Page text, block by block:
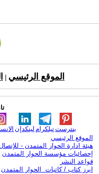
الموقع الرئيسي
لينكدإن تيلكرامبنترست
الموقع الرئيسي
هيئة ادارة الحوار المتمدن - للإتصال
إحصائيات مؤسسة الحوار المتمدن
قواعد النشر
ابرز كتاب / كاتبات الحوار المتمدن